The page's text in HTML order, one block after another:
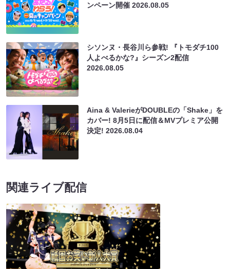
ンペーン開催2026.08.05
シソンヌ・長谷川ら参戦! 『トモダチ100
人よべるかな?』シーズン2配信
2026.08.05
Aina & ValerieがDOUBLEの「Shake」を
カバー! 8月5日に配信＆MVプレミア公開
決定!2026.08.04
関連ライブ配信